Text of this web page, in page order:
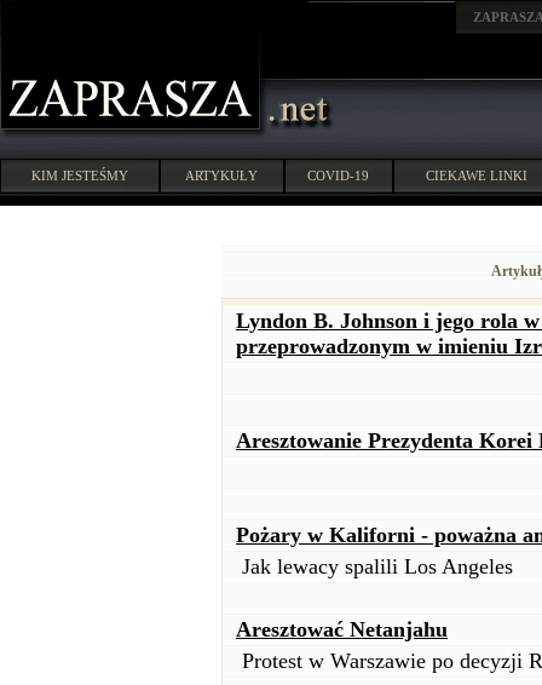
KIM JESTEŚMY ARTYKUŁY COVID-19 CIEKAWE LINKI
Lyndon B. Johnson i jego rola
przeprowadzonym w imieniu
Aresztowanie Prezydenta Korei
Pożary w Kaliforni - poważna
Jak lewacy spalili Los Angeles
Aresztować Netanjahu
Protest w Warszawie po decyzji